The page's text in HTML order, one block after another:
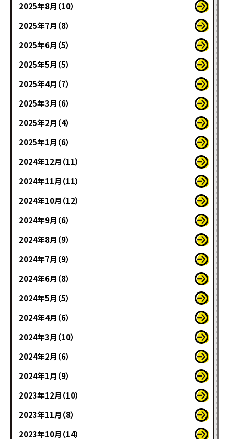
2025年8月（10）
2025年7月（8）
2025年6月（5）
2025年5月（5）
2025年4月（7）
2025年3月（6）
2025年2月（4）
2025年1月（6）
2024年12月（11）
2024年11月（11）
2024年10月（12）
2024年9月（6）
2024年8月（9）
2024年7月（9）
2024年6月（8）
2024年5月（5）
2024年4月（6）
2024年3月（10）
2024年2月（6）
2024年1月（9）
2023年12月（10）
2023年11月（8）
2023年10月（14）